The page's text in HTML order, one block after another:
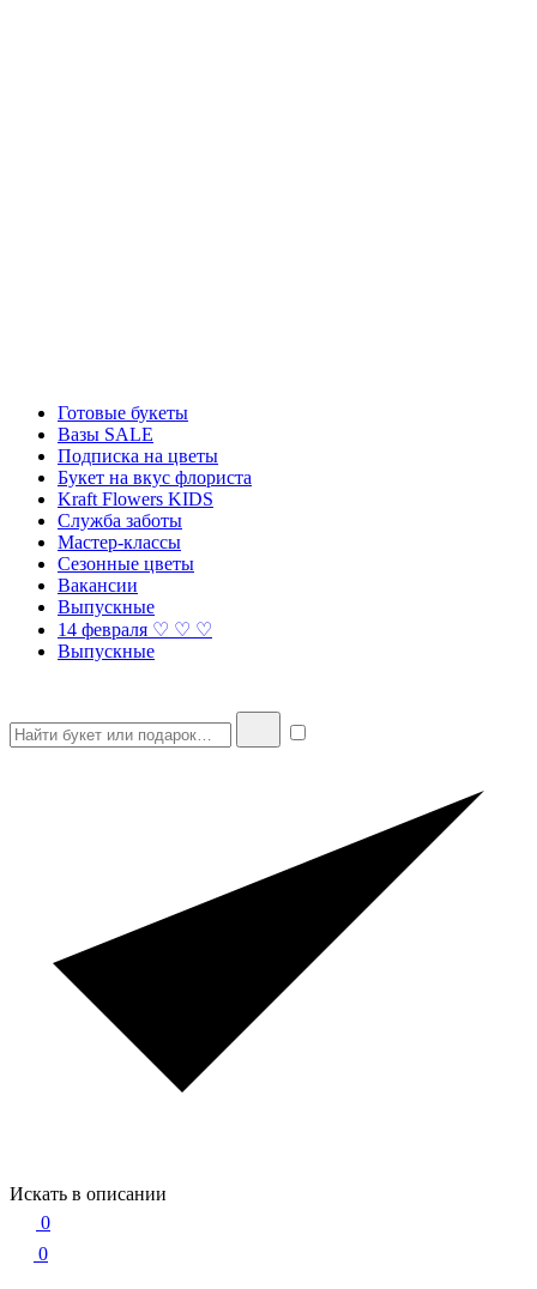
Готовые букеты
Вазы SALE
Подписка на цветы
Букет на вкус флориста
Kraft Flowers KIDS
Служба заботы
Мастер-классы
Сезонные цветы
Вакансии
Выпускные
14 февраля ♡ ♡ ♡
Выпускные
Искать в описании
0
0